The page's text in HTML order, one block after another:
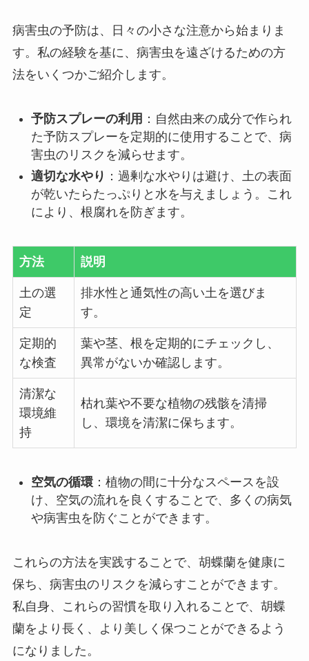
病害虫の予防は、日々の小さな注意から始まりま
す。私の経験を基に、病害虫を遠ざけるための方
法をいくつかご紹介します。
予防スプレーの利用 ：自然由来の成分で作られ
た予防スプレーを定期的に使用することで、病
害虫のリスクを減らせます。
適切な水やり ：過剰な水やりは避け、土の表面
が乾いたらたっぷりと水を与えましょう。これ
により、根腐れを防ぎます。
方法 説明
土の選
定
排水性と通気性の高い土を選びま
す。
定期的
な検査
葉や茎、根を定期的にチェックし、
異常がないか確認します。
清潔な
環境維
持
枯れ葉や不要な植物の残骸を清掃
し、環境を清潔に保ちます。
空気の循環：植物の間に十分なスペースを設
け、空気の流れを良くすることで、多くの病気
や病害虫を防ぐことができます。
これらの方法を実践することで、胡蝶蘭を健康に
保ち、病害虫のリスクを減らすことができます。
私自身、これらの習慣を取り入れることで、胡蝶
蘭をより長く、より美しく保つことができるよう
になりました。